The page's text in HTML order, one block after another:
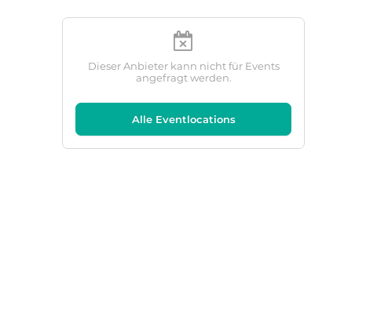
Dieser Anbieter kann nicht für Events
angefragt werden.
Alle Eventlocations